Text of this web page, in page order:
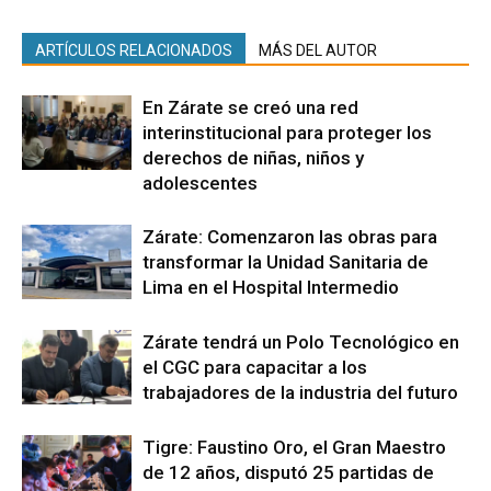
ARTÍCULOS RELACIONADOS MÁS DEL AUTOR
En Zárate se creó una red
interinstitucional para proteger los
derechos de niñas, niños y
adolescentes
Zárate: Comenzaron las obras para
transformar la Unidad Sanitaria de
Lima en el Hospital Intermedio
Zárate tendrá un Polo Tecnológico en
el CGC para capacitar a los
trabajadores de la industria del futuro
Tigre: Faustino Oro, el Gran Maestro
de 12 años, disputó 25 partidas de